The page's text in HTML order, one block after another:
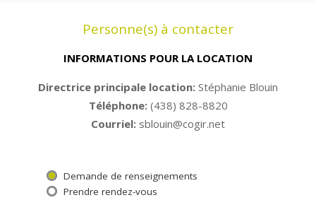
Personne(s) à contacter
INFORMATIONS POUR LA LOCATION
Directrice principale location: Stéphanie Blouin
Téléphone:(438) 828-8820
Courriel: sblouin@cogir.net
Demande de renseignements
Prendre rendez-vous